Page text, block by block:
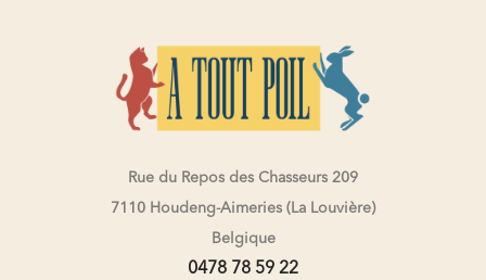
Rue du Repos des Chasseurs 209
7110 Houdeng-Aimeries (La Louvière)
Belgique
0478 78 59 22